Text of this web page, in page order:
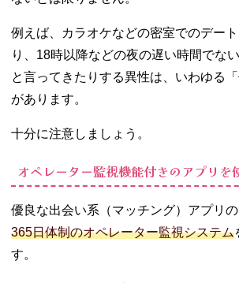
例えば、カラオケなどの密室でのデー
り、18時以降などの夜の遅い時間でな
と言ってきたりする異性は、いわゆる
があります。
十分に注意しましょう。
オペレーター監視機能付きのアプリを
優良な出会い系（マッチング）アプリの
365日体制のオペレーター監視システム
す。